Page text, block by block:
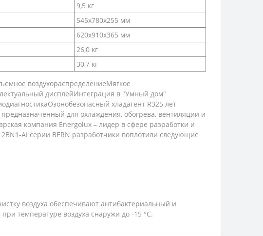
9,5 кг
545x780x255 мм
620x910x365 мм
26,0 кг
30,7 кг
воздухораспределениеМягкое
дисплейИнтеграция в "Умный дом"
хладагент R325 лет
для охлаждения, обогрева, вентиляции и
компания Energolux – лидер в сфере разработки и
AI серии BERN разработчики воплотили следующие
воздуха обеспечивают антибактериальный и
температуре воздуха снаружи до -15 °С.